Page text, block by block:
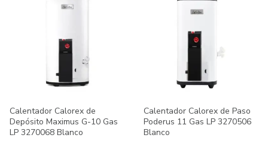
Calentador Calorex de
Depósito Maximus G-10 Gas
LP 3270068 Blanco
Calentador Calorex de Paso
Poderus 11 Gas LP 3270506
Blanco